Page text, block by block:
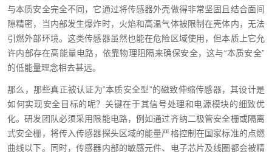
与本质安全完全不同，它通过将传感器外壳做得非常坚固且结合面间
隙精密，当内部发生爆炸时，火焰和高温气体被限制在壳体内，无法
引燃外部环境。这类传感器虽然也能在危险区域使用，但本质上它允
许内部存在高能量电路，依靠物理阻隔来确保安全，这与“本质安全”
的低能量理念相去甚远。
那么，那些真正被认证为“本质安全型”的磁致伸缩传感器，其设计是
如何实现安全目标的呢？关键在于其信号处理和电源模块的细致优
化。研发团队必须采用限能电路，例如通过齐纳二极管安全栅或隔离
式安全栅，将传入传感器探头区域的能量严格控制在国家标准的点燃
曲线以下。同时，传感器内部的敏感元件、电子芯片及线圈都会被精